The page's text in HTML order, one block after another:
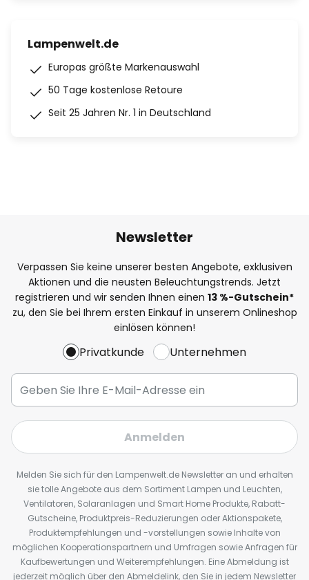
Lampenwelt.de
Europas größte Markenauswahl
50 Tage kostenlose Retoure
Seit 25 Jahren Nr. 1 in Deutschland
Newsletter
Verpassen Sie keine unserer besten Angebote, exklusiven
Aktionen und die neusten Beleuchtungstrends. Jetzt
registrieren und wir senden Ihnen einen 13 %-Gutschein*
zu, den Sie bei Ihrem ersten Einkauf in unserem Onlineshop
einlösen können!
Privatkunde Unternehmen
Anmelden
Melden Sie sich für den Lampenwelt.de Newsletter an und erhalten
sie tolle Angebote aus dem Sortiment Lampen und Leuchten,
Ventilatoren, Solaranlagen und Smart Home Produkte, Rabatt-
Gutscheine, Produktpreis-Reduzierungen oder Aktionspakete,
Produktempfehlungen und -vorstellungen sowie Inhalte von
möglichen Kooperationspartnern und Umfragen sowie Anfragen für
Kaufbewertungen und Weiterempfehlungen. Eine Abmeldung ist
jederzeit möglich über den Abmeldelink, den Sie in jedem Newsletter